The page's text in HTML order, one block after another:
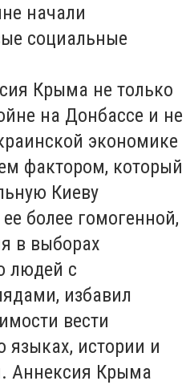
начали
социальные
Крыма не только
на Донбассе и не
экономике
фактором, который
Киеву
более гомогенной,
в выборах
людей с
избавил
вести
языках, истории и
Аннексия Крыма